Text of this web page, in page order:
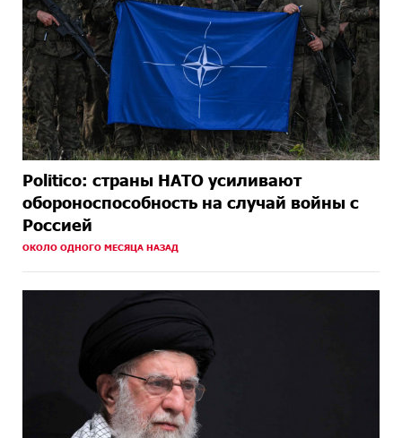
Politico: страны НАТО усиливают
обороноспособность на случай войны с
Россией
ОКОЛО ОДНОГО МЕСЯЦА НАЗАД